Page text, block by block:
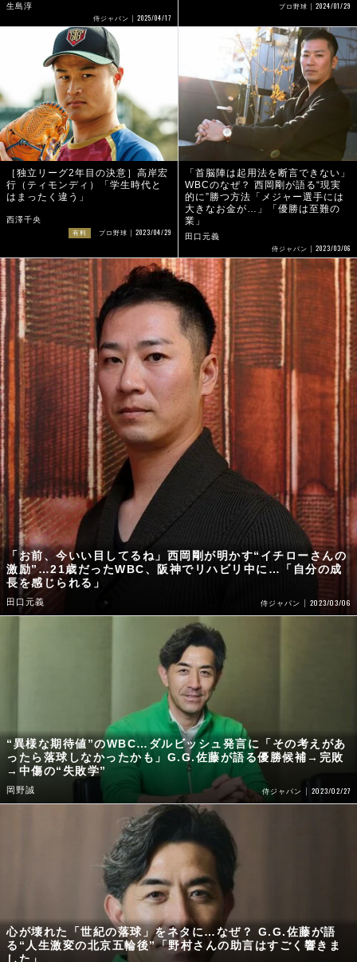
生島淳
侍ジャパン 2025/04/17
プロ野球 2024/01/29
［独立リーグ2年目の決意］高岸宏
行（ティモンディ）「学生時代と
はまったく違う」
西澤千央
有料 プロ野球 2023/04/29
「首脳陣は起用法を断言できない」
WBCのなぜ？ 西岡剛が語る“現実
的に”勝つ方法「メジャー選手には
大きなお金が…」「優勝は至難の
業」
田口元義
侍ジャパン 2023/03/06
「お前、今いい目してるね」西岡剛が明かす“イチローさんの
激励”…21歳だったWBC、阪神でリハビリ中に…「自分の成
長を感じられる」
田口元義 侍ジャパン 2023/03/06
“異様な期待値”のWBC…ダルビッシュ発言に「その考えがあ
ったら落球しなかったかも」G.G.佐藤が語る優勝候補→完敗
→中傷の“失敗学”
岡野誠 侍ジャパン 2023/02/27
心が壊れた「世紀の落球」をネタに…なぜ？ G.G.佐藤が語
る“人生激変の北京五輪後”「野村さんの助言はすごく響きま
した」